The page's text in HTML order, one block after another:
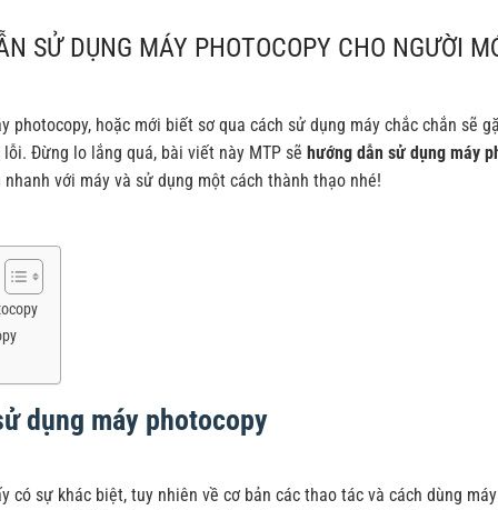
SỬ DỤNG MÁY PHOTOCOPY CHO NGƯỜI
photocopy, hoặc mới biết sơ qua cách sử dụng máy chắc chắn sẽ
Đừng lo lắng quá, bài viết này MTP sẽ hướng dẫn sử dụng máy
với máy và sử dụng một cách thành thạo nhé!
dụng máy photocopy
có sự khác biệt, tuy nhiên về cơ bản các thao tác và cách dùng